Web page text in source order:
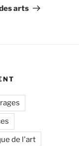
arts
de l'art